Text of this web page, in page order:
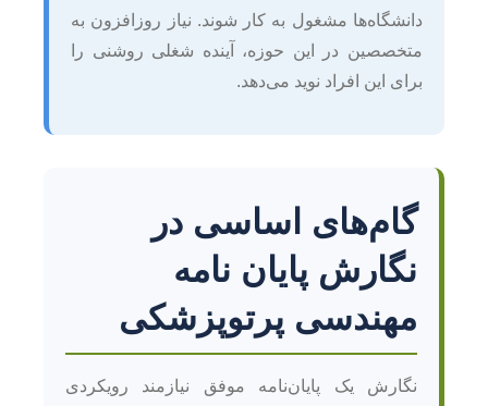
دانشگاه‌ها مشغول به کار شوند. نیاز روزافزون به
متخصصین در این حوزه، آینده شغلی روشنی را
برای این افراد نوید می‌دهد.
گام‌های اساسی در
نگارش پایان نامه
مهندسی پرتوپزشکی
نگارش یک پایان‌نامه موفق نیازمند رویکردی